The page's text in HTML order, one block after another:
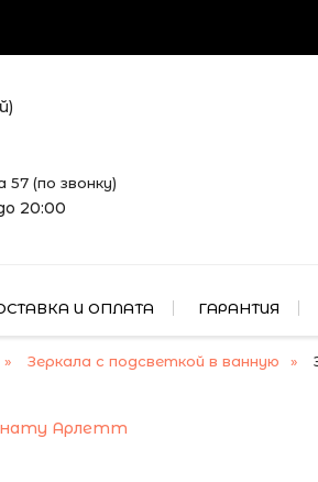
57 (по звонку)
20:00
И ОПЛАТА ГАРАНТИЯ
Зеркала с подсветкой в ванную